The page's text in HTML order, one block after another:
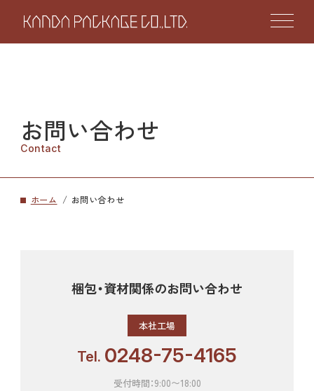
お問い合わせ
Contact
ホーム お問い合わせ
梱包・資材関係のお問い合わせ
本社工場
Tel. 0248-75-4165
受付時間：9:00〜18:00